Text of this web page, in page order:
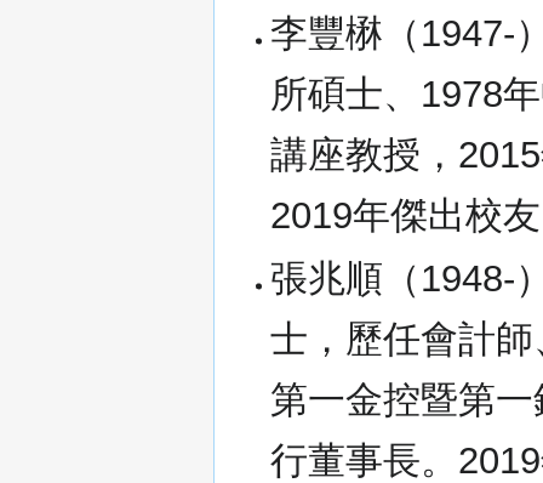
李豐楙（1947-
所碩士、1978
講座教授，
2019年傑出校
張兆順（1948-
士，歷任會計
第一金控暨第
行董事長。